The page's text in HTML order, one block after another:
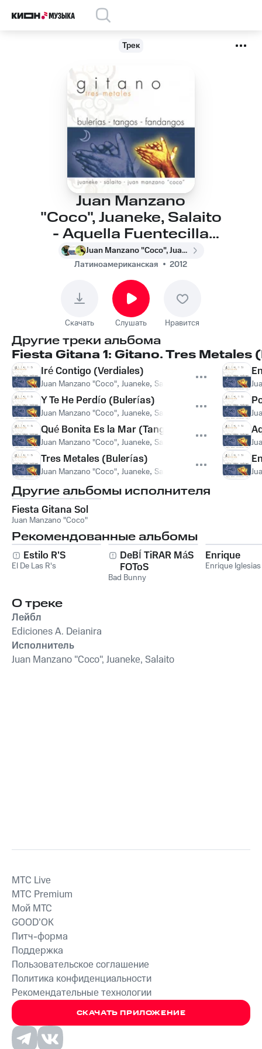
Трек
Juan Manzano
"Coco", Juaneke, Salaito
- Aquella Fuentecilla
(Popular)
Juan Manzano "Coco", Juaneke, Salaito
Латиноамериканская
2012
Скачать Слушать Нравится
Другие треки альбома
Fiesta Gitana 1: Gitano. Tres
Iré Contigo (Verdiales)
Juan Manzano "Coco", Juaneke, Salaito
Y Te He Perdío (Bulerías)
Juan Manzano "Coco", Juaneke, Salaito
Qué Bonita Es la Mar (Tangos)
Juan Manzano "Coco", Juaneke, Salaito
Tres Metales (Bulerías)
Juan Manzano "Coco", Juaneke, Salaito
Другие альбомы исполнителя
Fiesta Gitana Sol
Juan Manzano "Coco"
Рекомендованные альбомы
Estilo R'S
El De Las R's
DeBÍ TiRAR MáS
FOToS
Bad Bunny
Enrique
Enrique Iglesias
О треке
Лейбл
Ediciones A. Deianira
Исполнитель
Juan Manzano "Coco", Juaneke, Salaito
СКАЧАТЬ ПРИЛОЖЕНИЕ
MTС Live
MTС Premium
Мой МТС
GOOD’OK
Питч-форма
Поддержка
Пользовательское соглашение
Политика конфиденциальности
Рекомендательные технологии